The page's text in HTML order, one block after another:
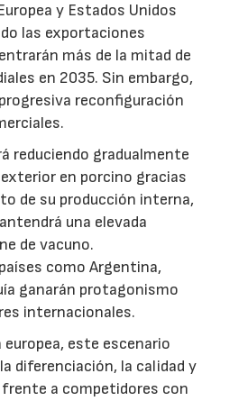
y Estados Unidos
las exportaciones
más de la mitad de
en 2035. Sin embargo,
reconfiguración
reduciendo gradualmente
en porcino gracias
de su producción interna,
una elevada
de vacuno.
como Argentina,
ganarán protagonismo
internacionales.
europea, este escenario
diferenciación, la calidad y
frente a competidores con